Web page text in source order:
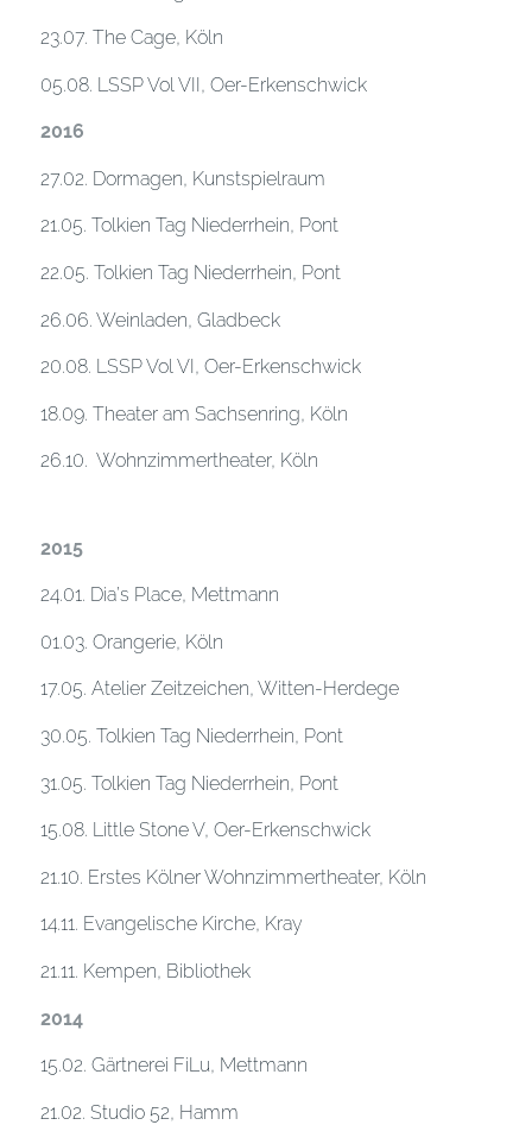
23.07. The Cage, Köln
05.08. LSSP Vol VII, Oer-Erkenschwick
2016
27.02. Dormagen, Kunstspielraum
21.05. Tolkien Tag Niederrhein, Pont
22.05. Tolkien Tag Niederrhein, Pont
26.06. Weinladen, Gladbeck
20.08. LSSP Vol VI, Oer-Erkenschwick
18.09. Theater am Sachsenring, Köln
26.10. Wohnzimmertheater, Köln
2015
24.01. Dia’s Place, Mettmann
01.03. Orangerie, Köln
17.05. Atelier Zeitzeichen, Witten-Herdege
30.05. Tolkien Tag Niederrhein, Pont
31.05. Tolkien Tag Niederrhein, Pont
15.08. Little Stone V, Oer-Erkenschwick
21.10. Erstes Kölner Wohnzimmertheater, Köln
14.11. Evangelische Kirche, Kray
21.11. Kempen, Bibliothek
2014
15.02. Gärtnerei FiLu, Mettmann
21.02. Studio 52, Hamm